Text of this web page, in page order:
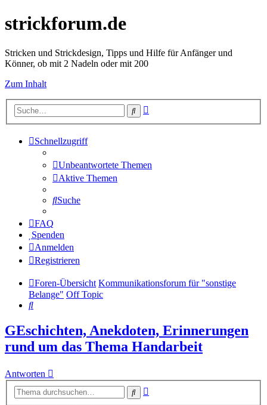
strickforum.de
Stricken und Strickdesign, Tipps und Hilfe für Anfänger und
Könner, ob mit 2 Nadeln oder mit 200
Zum Inhalt
Suche
Schnellzugriff
Unbeantwortete Themen
Aktive Themen
Suche
FAQ
Spenden
Anmelden
Registrieren
Foren-Übersicht Kommunikationsforum für "sonstige
Belange" Off Topic
Suche
GEschichten, Anekdoten, Erinnerungen
rund um das Thema Handarbeit
Antworten
Suche